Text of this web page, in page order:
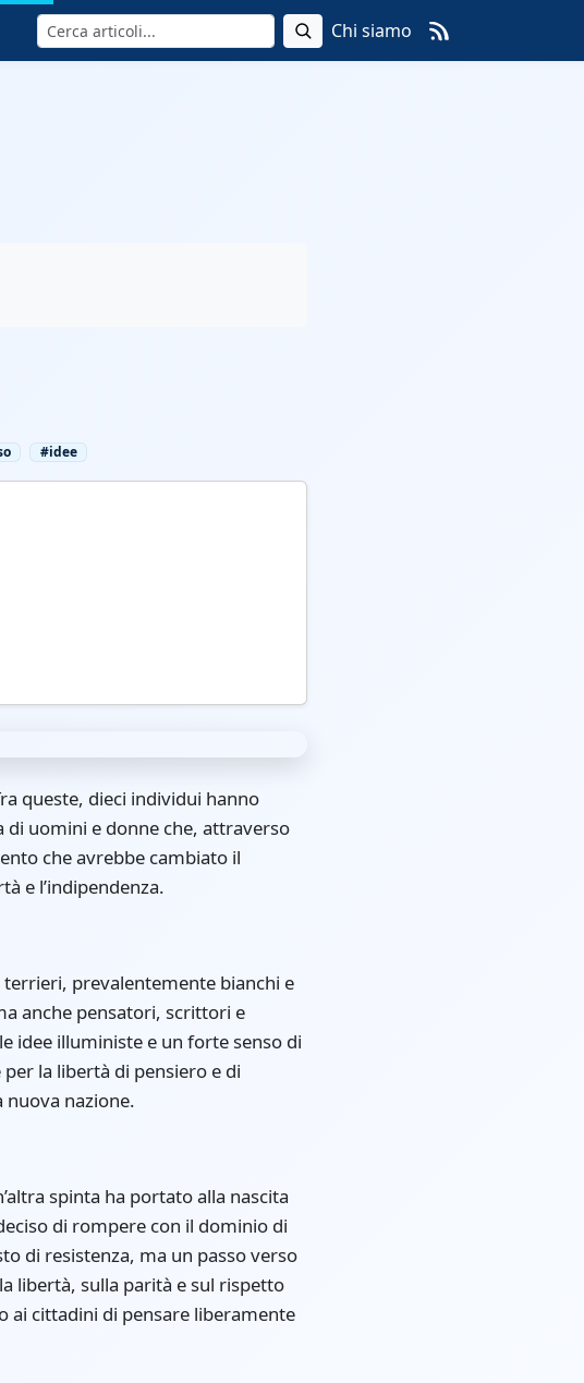
Cerca Chi siamo
#idee
queste, dieci individui hanno
uomini e donne che, attraverso
che avrebbe cambiato il
e l’indipendenza.
prevalentemente bianchi e
anche pensatori, scrittori e
idee illuministe e un forte senso di
la libertà di pensiero e di
nuova nazione.
spinta ha portato alla nascita
di rompere con il dominio di
di resistenza, ma un passo verso
libertà, sulla parità e sul rispetto
ai cittadini di pensare liberamente